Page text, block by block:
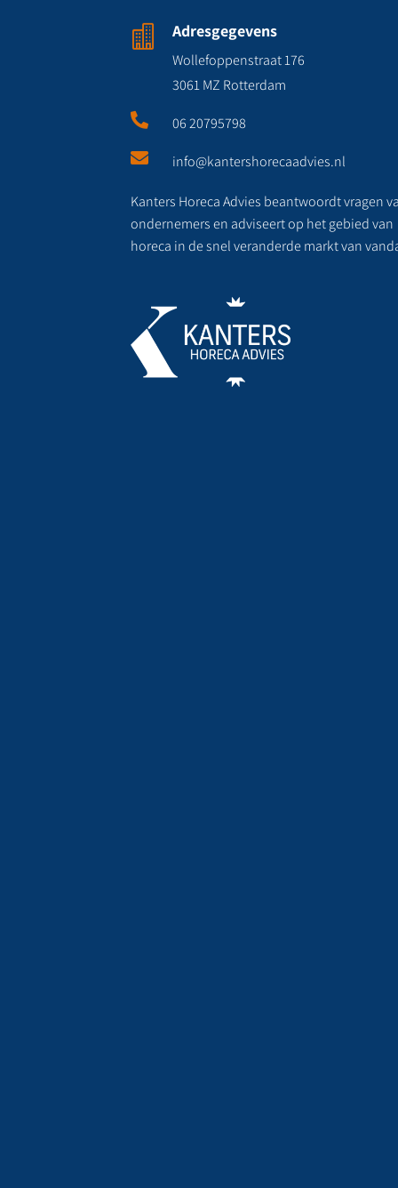
 Adresgegevens
Wollefoppenstraat 176
3061 MZ Rotterdam

06 20795798

info@kantershorecaadvies.nl
Kanters Horeca Advies beantwoordt vragen
ondernemers en adviseert op het gebied van
horeca in de snel veranderde markt van